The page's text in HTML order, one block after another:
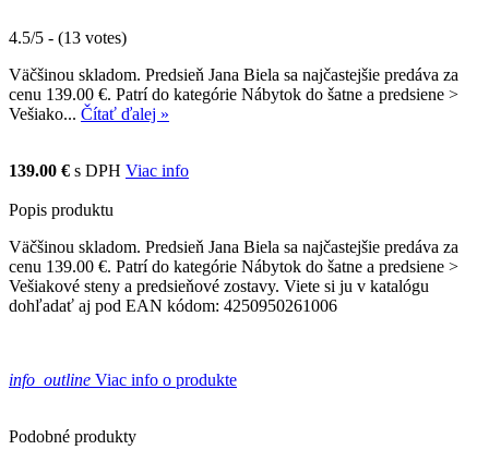
4.5/5 - (13 votes)
Väčšinou skladom. Predsieň Jana Biela sa najčastejšie predáva za
cenu 139.00 €. Patrí do kategórie Nábytok do šatne a predsiene >
Vešiako... Čítať ďalej »
139.00 € s DPH Viac info
Popis produktu
Väčšinou skladom. Predsieň Jana Biela sa najčastejšie predáva za
cenu 139.00 €. Patrí do kategórie Nábytok do šatne a predsiene >
Vešiakové steny a predsieňové zostavy. Viete si ju v katalógu
dohľadať aj pod EAN kódom: 4250950261006
info_outline Viac info o produkte
Podobné produkty